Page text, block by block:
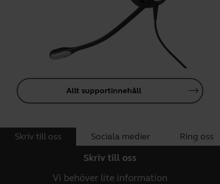
Allt supportinnehåll
Skriv till oss Sociala medier Ring oss
Skriv till oss
Vi behöver lite information